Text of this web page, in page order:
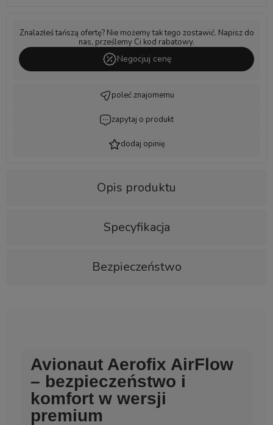
Znalazłeś tańszą ofertę? Nie możemy tak tego zostawić. Napisz do
nas, prześlemy Ci kod rabatowy.
Negocjuj cenę
poleć znajomemu
zapytaj o produkt
dodaj opinię
Opis produktu
Specyfikacja
Bezpieczeństwo
Avionaut Aerofix AirFlow
– bezpieczeństwo i
komfort w wersji
premium